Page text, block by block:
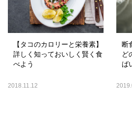
【タコのカロリーと栄養素】
詳しく知っておいしく賢く食
べよう
2018.11.12
断
ど
ば